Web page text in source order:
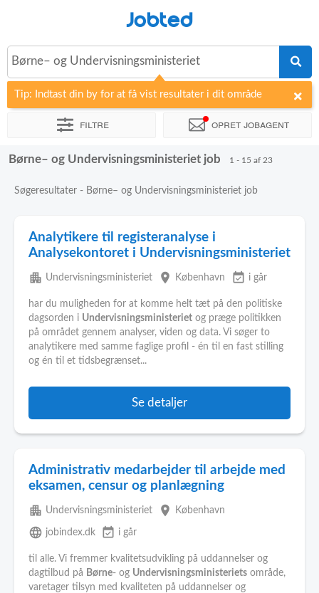
Jobted
Børne– og Undervisningsministeriet
Tip: Indtast din by for at få vist resultater i dit område
Filtre Opret jobagent
Sorter efter Virksomhed
Børne– og Undervisningsministeriet job 1 - 15 af 23
Søgeresultater - Børne– og Undervisningsministeriet job
Analytikere til registeranalyse i
Analysekontoret i Undervisningsministeriet
apartment Undervisningsministeriet place København event_available i går
har du muligheden for at komme helt tæt på den politiske
dagsorden i Undervisningsministeriet og præge politikken
på området gennem analyser, viden og data. Vi søger to
analytikere med samme faglige profil - én til en fast stilling
og én til et tidsbegrænset...
Se detaljer
Administrativ medarbejder til arbejde med
eksamen, censur og planlægning
apartment Undervisningsministeriet place København
language jobindex.dk event_available i går
til alle. Vi fremmer kvalitetsudvikling på uddannelser og
dagtilbud på Børne- og Undervisningsministeriets område,
varetager tilsyn med kvaliteten på uddannelser og